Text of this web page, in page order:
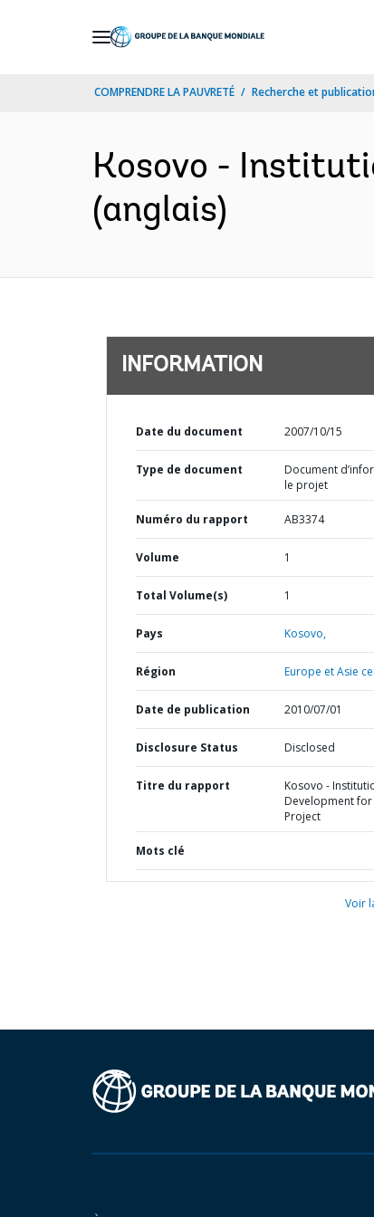
COMPRENDRE LA PAUVRETÉ Recherche et
Kosovo -
(anglais)
INFORMATION
Date du document 2007/10/15
Type de document
Document
le projet
Numéro du rapport AB3374
Volume 1
Total Volume(s) 1
Pays Kosovo,
Région Europe et Asie
Date de publication 2010/07/01
Disclosure Status Disclosed
Titre du rapport
Kosovo -
Development for
Project
Mots clé
Voir